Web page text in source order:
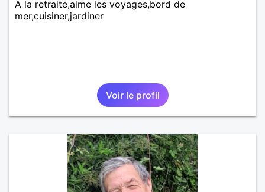
A la retraite,aime les voyages,bord de
mer,cuisiner,jardiner
Voir le profil